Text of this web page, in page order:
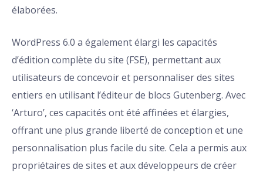
élaborées.
WordPress 6.0 a également élargi les capacités
d’édition complète du site (FSE), permettant aux
utilisateurs de concevoir et personnaliser des sites
entiers en utilisant l’éditeur de blocs Gutenberg. Avec
‘Arturo’, ces capacités ont été affinées et élargies,
offrant une plus grande liberté de conception et une
personnalisation plus facile du site. Cela a permis aux
propriétaires de sites et aux développeurs de créer